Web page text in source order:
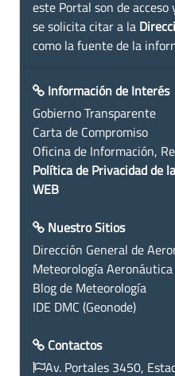
este Portal son de
se solicita citar a la
como la fuente de la
Información de Interés
Gobierno Transparente
Carta de Compromiso
Oficina de Información,
Política de Privacidad de
WEB
Nuestro Sitios
Dirección General de
Meteorología Aeronáutica
Blog de Meteorología
IDE DMC (Geonode)
Contactos
Av. Portales 3450,